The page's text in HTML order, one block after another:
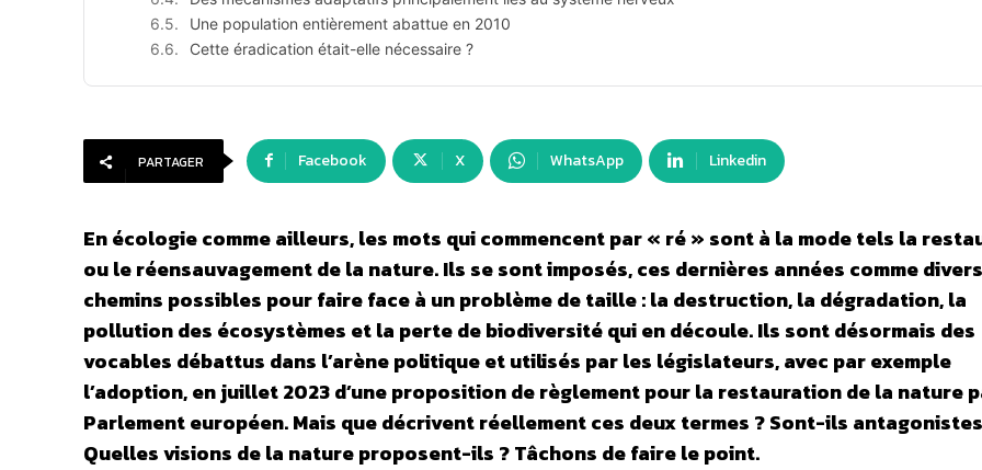
Une population entièrement abattue en 2010
Cette éradication était-elle nécessaire ?
PARTAGER Facebook X WhatsApp Linkedin
En écologie comme ailleurs, les mots qui commencent par « ré » sont à la mode tels la
ou le réensauvagement de la nature. Ils se sont imposés, ces dernières années comme divers
chemins possibles pour faire face à un problème de taille : la destruction, la dégradation, la
pollution des écosystèmes et la perte de biodiversité qui en découle. Ils sont désormais des
vocables débattus dans l’arène politique et utilisés par les législateurs, avec par exemple
l’adoption, en juillet 2023 d’une proposition de règlement pour la restauration de la nature
Parlement européen. Mais que décrivent réellement ces deux termes ? Sont-ils
Quelles visions de la nature proposent-ils ? Tâchons de faire le point.